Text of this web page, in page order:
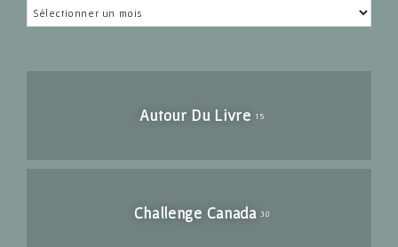
Archives
Autour Du Livre 15
Challenge Canada 30